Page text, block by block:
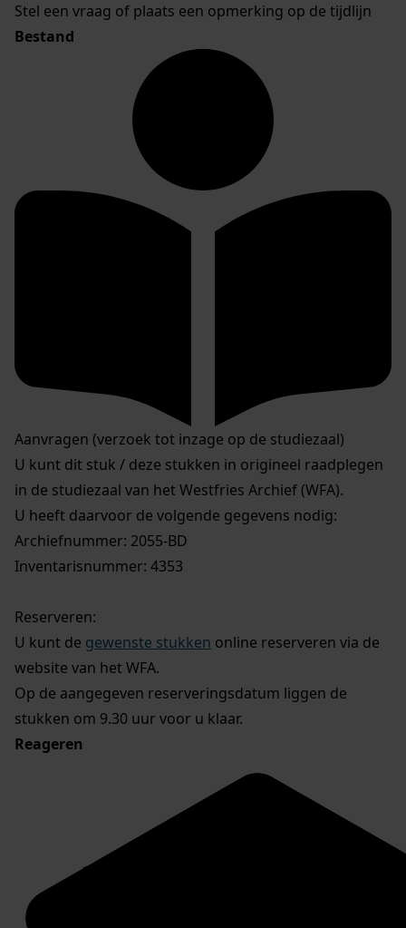
Stel een vraag of plaats een opmerking op de tijdlijn
Bestand
Aanvragen (verzoek tot inzage op de studiezaal)
U kunt dit stuk / deze stukken in origineel raadplegen
in de studiezaal van het Westfries Archief (WFA).
U heeft daarvoor de volgende gegevens nodig:
Archiefnummer: 2055-BD
Inventarisnummer: 4353
Reserveren:
U kunt de gewenste stukken online reserveren via de
website van het WFA.
Op de aangegeven reserveringsdatum liggen de
stukken om 9.30 uur voor u klaar.
Reageren